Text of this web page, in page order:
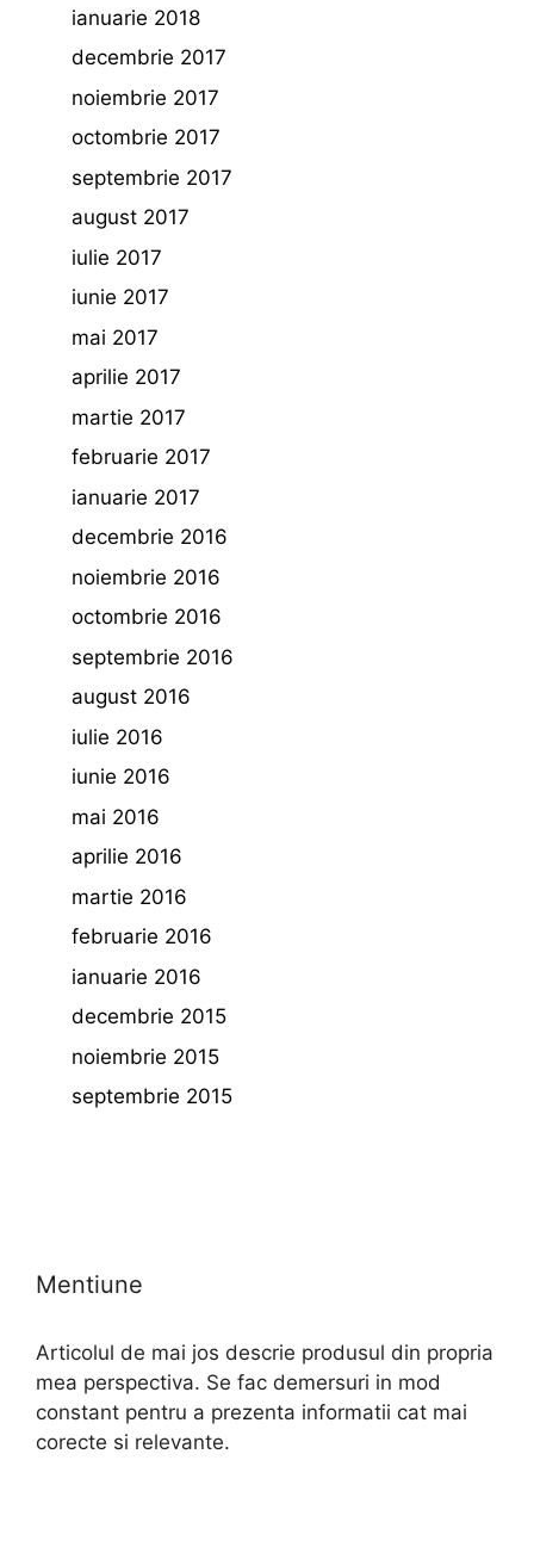
ianuarie 2018
decembrie 2017
noiembrie 2017
octombrie 2017
septembrie 2017
august 2017
iulie 2017
iunie 2017
mai 2017
aprilie 2017
martie 2017
februarie 2017
ianuarie 2017
decembrie 2016
noiembrie 2016
octombrie 2016
septembrie 2016
august 2016
iulie 2016
iunie 2016
mai 2016
aprilie 2016
martie 2016
februarie 2016
ianuarie 2016
decembrie 2015
noiembrie 2015
septembrie 2015
Mentiune
Articolul de mai jos descrie produsul din propria
mea perspectiva. Se fac demersuri in mod
constant pentru a prezenta informatii cat mai
corecte si relevante.